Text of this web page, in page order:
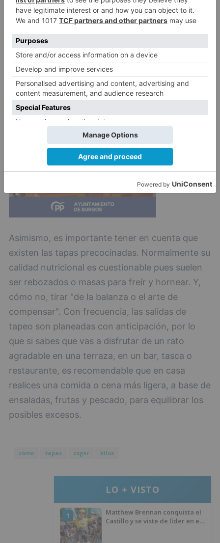
evitar las bebidas azucaradas. Mejor una
cerveza (sin alcohol) o un vino que un refresco.
Además, hay que desterrar los fritos, las bolsas
de patatas, racionalizar el pan y mantener el
sentido común.
Compensar
Asimismo, es importante tener en cuenta que
existen las tapas precocinadas. Normalmente su
calidad nutricional es cuestionable pues suelen
ser rebozados o masas para freír y hornear. Y,
cómo no, tirar "de la balanza o el arte de
compensar". Con frecuencia, las salidas de
tapeo son planeadas con anticipación, por lo
que si sabes que vas a disfrutar de un rato
agradable en una terraza, en un bar, tasca o
restaurante, es recomendable que en casa
realices una comida o cena más ligera, a base de
ensaladas, frutas y pescado, para equilibrar los
posibles excesos.
cómo tapas coger kilos
LO + VISTO
1
Matthew Brennan conquista el
Castillo y se viste de líder en el